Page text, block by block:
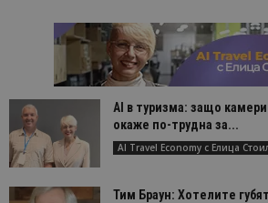
AI в туризма: защо
окаже по-трудна за...
AI Travel Economy с Елица
Тим Браун: Хотелите